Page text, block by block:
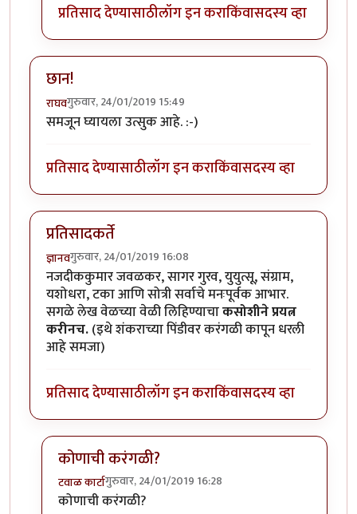
प्रतिसाद देण्यासाठीलॉग इन कराकिंवासदस्य व्हा
छान!
राघवगुरुवार, 24/01/2019 15:49
समजून घ्यायला उत्सुक आहे. :-)
प्रतिसाद देण्यासाठीलॉग इन कराकिंवासदस्य व्हा
प्रतिसादकर्ते
ज्ञानवगुरुवार, 24/01/2019 16:08
नजदीककुमार जवळकर, सागर गुरव, युयुत्सू, संग्राम,
यशोधरा, टका आणि सोत्री सर्वाचे मनःपूर्वक आभार.
सगळे लेख वेळच्या वेळी लिहिण्याचाकसोशीने प्रयत्न
करीनच.(इथे शंकराच्या पिंडीवर करंगळी कापून धरली
आहे समजा)
प्रतिसाद देण्यासाठीलॉग इन कराकिंवासदस्य व्हा
कोणाची करंगळी?
टवाळ कार्टागुरुवार, 24/01/2019 16:28
In reply toप्रतिसादकर्ते
कोणाची करंगळी?